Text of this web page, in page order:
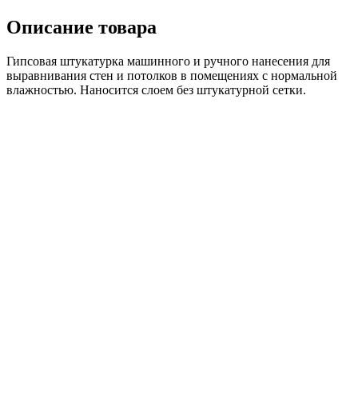
Описание товара
Гипсовая штукатурка машинного и ручного нанесения для
выравнивания стен и потолков в помещениях с нормальной
влажностью. Наносится слоем без штукатурной сетки.